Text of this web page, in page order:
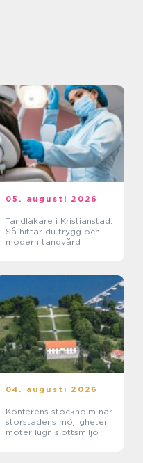
05. augusti 2026
Tandläkare i Kristianstad:
Så hittar du trygg och
modern tandvård
04. augusti 2026
Konferens stockholm när
storstadens möjligheter
möter lugn slottsmiljö